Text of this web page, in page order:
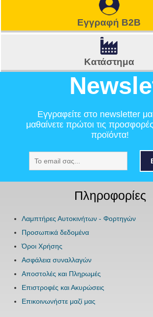
Εγγραφή B2B
Κατάστημα
Εγγραφείτε στο newsletter
μαθαίνετε πρώτοι τις
προϊόντα!
Πληροφορίες
Λαμπτήρες Αυτοκινήτων - Φορτηγών
Προσωπικά δεδομένα
Όροι Χρήσης
Ασφάλεια συναλλαγών
Αποστολές και Πληρωμές
Επιστροφές και Ακυρώσεις
Επικοινωνήστε μαζί μας